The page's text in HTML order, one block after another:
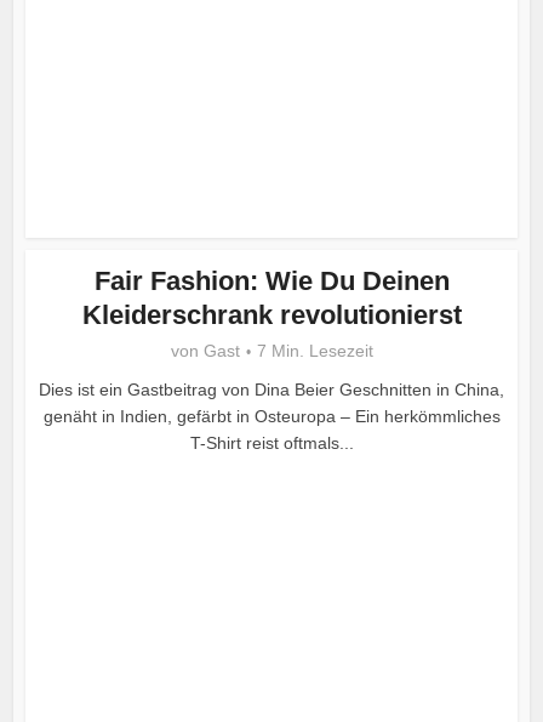
Fair Fashion: Wie Du Deinen
Kleiderschrank revolutionierst
von Gast
7 Min. Lesezeit
Dies ist ein Gastbeitrag von Dina Beier Geschnitten in China,
genäht in Indien, gefärbt in Osteuropa – Ein herkömmliches
T-Shirt reist oftmals...